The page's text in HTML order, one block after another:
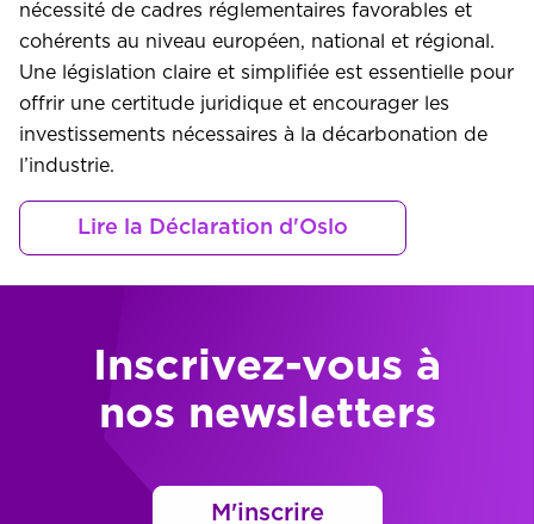
nécessité de cadres réglementaires favorables et
cohérents au niveau européen, national et régional.
Une législation claire et simplifiée est essentielle pour
offrir une certitude juridique et encourager les
investissements nécessaires à la décarbonation de
l’industrie.
Lire la Déclaration d'Oslo
Inscrivez-vous à
nos newsletters
M'inscrire